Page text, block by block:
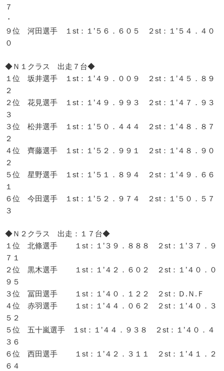
７
・
９位 河田選手 １st：１’５６．６０５ ２st：１’５４．４０
０
◆Ｎ１クラス 出走７台◆
１位 坂井選手 １st：１’４９．００９ ２st：１’４５．８９
２
２位 花見選手 １st：１’４９．９９３ ２st：１’４７．９３
３
３位 松井選手 １st：１’５０．４４４ ２st：１’４８．８７
２
４位 齊藤選手 １st：１’５２．９９１ ２st：１’４８．９０
２
５位 星野選手 １st：１’５１．８９４ ２st：１’４９．６６
１
６位 今田選手 １st：１’５２．９７４ ２st：１’５０．５７
３
◆Ｎ２クラス 出走：１７台◆
１位 北條選手 １st：１’３９．８８８ ２st：１’３７．９
７１
２位 黒木選手 １st：１’４２．６０２ ２st：１’４０．０
９５
３位 冨田選手 １st：１’４０．１２２ ２st：Ｄ.Ｎ.Ｆ
４位 赤羽選手 １st：１’４４．０６２ ２st：１’４０．３
５２
５位 五十嵐選手 １st：１’４４．９３８ ２st：１’４０．４
３６
６位 西田選手 １st：１’４２．３１１ ２st：１’４１．２
６４